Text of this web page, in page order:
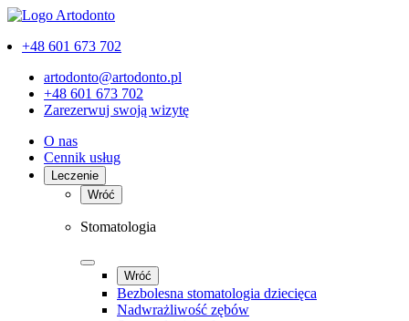
+48 601 673 702
artodonto@artodonto.pl
+48 601 673 702
Zarezerwuj swoją wizytę
O nas
Cennik usług
Leczenie
Wróć
Stomatologia
Wróć
Bezbolesna stomatologia dziecięca
Nadwrażliwość zębów